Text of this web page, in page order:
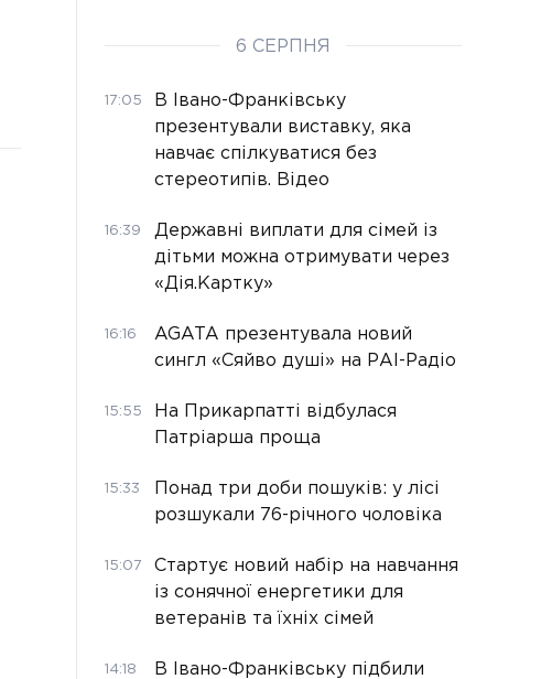
6 СЕРПНЯ
17:05
В Івано-Франківську
презентували виставку, яка
навчає спілкуватися без
стереотипів. Відео
16:39
Державні виплати для сімей із
дітьми можна отримувати через
«Дія.Картку»
16:16
AGATA презентувала новий
сингл «Сяйво душі» на РАІ-Радіо
15:55
На Прикарпатті відбулася
Патріарша проща
15:33
Понад три доби пошуків: у лісі
розшукали 76-річного чоловіка
15:07
Стартує новий набір на навчання
із сонячної енергетики для
ветеранів та їхніх сімей
14:18
В Івано-Франківську підбили